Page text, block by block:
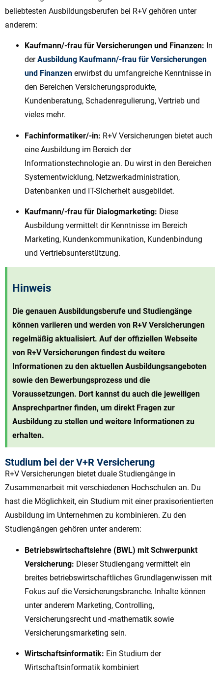
beliebtesten Ausbildungsberufen bei R+V gehören unter
anderem:
Kaufmann/-frau für Versicherungen und Finanzen: In
derAusbildung Kaufmann/-frau für Versicherungen
und Finanzen erwirbst du umfangreiche Kenntnisse in
den Bereichen Versicherungsprodukte,
Kundenberatung, Schadenregulierung, Vertrieb und
vieles mehr.
Fachinformatiker/-in: R+V Versicherungen bietet auch
eine Ausbildung im Bereich der
Informationstechnologie an. Du wirst in den Bereichen
Systementwicklung, Netzwerkadministration,
Datenbanken und IT-Sicherheit ausgebildet.
Kaufmann/-frau für Dialogmarketing: Diese
Ausbildung vermittelt dir Kenntnisse im Bereich
Marketing, Kundenkommunikation, Kundenbindung
und Vertriebsunterstützung.
Hinweis
Die genauen Ausbildungsberufe und Studiengänge
können variieren und werden von R+V Versicherungen
regelmäßig aktualisiert. Auf der offiziellen Webseite
von R+V Versicherungen findest du weitere
Informationen zu den aktuellen Ausbildungsangeboten
sowie den Bewerbungsprozess und die
Voraussetzungen. Dort kannst du auch die jeweiligen
Ansprechpartner finden, um direkt Fragen zur
Ausbildung zu stellen und weitere Informationen zu
erhalten.
Studium bei der V+R Versicherung
R+V Versicherungen bietet duale Studiengänge in
Zusammenarbeit mit verschiedenen Hochschulen an. Du
hast die Möglichkeit, ein Studium mit einer praxisorientierten
Ausbildung im Unternehmen zu kombinieren. Zu den
Studiengängen gehören unter anderem:
Betriebswirtschaftslehre (BWL) mit Schwerpunkt
Versicherung: Dieser Studiengang vermittelt ein
breites betriebswirtschaftliches Grundlagenwissen mit
Fokus auf die Versicherungsbranche. Inhalte können
unter anderem Marketing, Controlling,
Versicherungsrecht und -mathematik sowie
Versicherungsmarketing sein.
Wirtschaftsinformatik: Ein Studium der
Wirtschaftsinformatik kombiniert